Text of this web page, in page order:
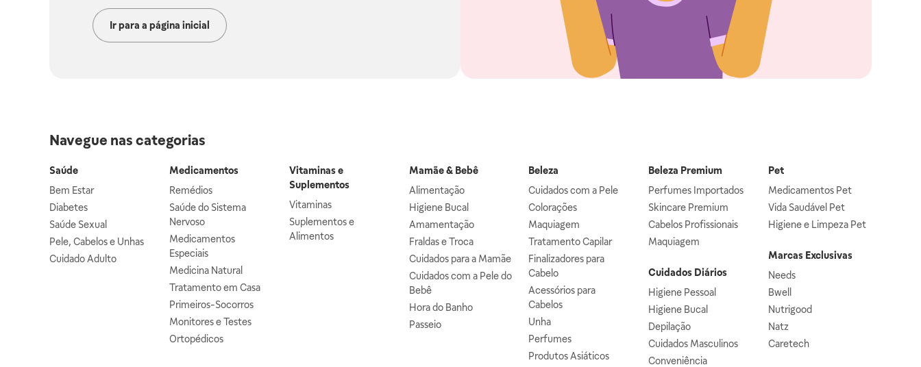
Ir para a página inicial
Navegue nas categorias
Saúde
Bem Estar
Diabetes
Saúde Sexual
Pele, Cabelos e Unhas
Cuidado Adulto
Medicamentos
Remédios
Saúde do Sistema
Nervoso
Medicamentos
Especiais
Medicina Natural
Tratamento em Casa
Primeiros-Socorros
Monitores e Testes
Ortopédicos
Vitaminas e
Suplementos
Vitaminas
Suplementos e
Alimentos
Mamãe & Bebê
Alimentação
Higiene Bucal
Amamentação
Fraldas e Troca
Cuidados para a Mamãe
Cuidados com a Pele do
Bebê
Hora do Banho
Passeio
Beleza
Cuidados com a Pele
Colorações
Maquiagem
Tratamento Capilar
Finalizadores para
Cabelo
Acessórios para
Cabelos
Unha
Perfumes
Produtos Asiáticos
Beleza Premium
Perfumes Importados
Skincare Premium
Cabelos Profissionais
Maquiagem
Cuidados Diários
Higiene Pessoal
Higiene Bucal
Depilação
Cuidados Masculinos
Conveniência
Pet
Medicamentos Pet
Vida Saudável Pet
Higiene e Limpeza Pet
Marcas Exclusivas
Needs
Bwell
Nutrigood
Natz
Caretech